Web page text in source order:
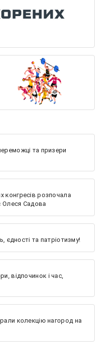
та призери
конгресів розпочала
Олеся Садова
єдності та патріотизму!
відпочинок і час,
колекцію нагород на